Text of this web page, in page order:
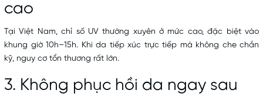
cao
Tại Việt Nam, chỉ số UV thường xuyên ở mức cao, đặc biệt vào
khung giờ 10h–15h. Khi da tiếp xúc trực tiếp mà không che chắn
kỹ, nguy cơ tổn thương rất lớn.
3. Không phục hồi da ngay sau